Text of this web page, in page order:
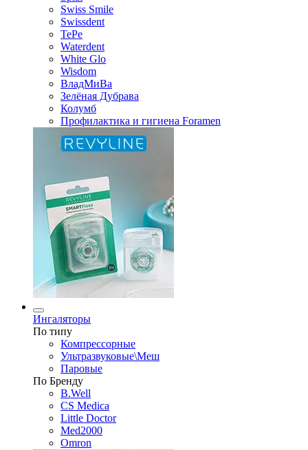
Swiss Smile
Swissdent
TePe
Waterdent
White Glo
Wisdom
ВладМиВа
Зелёная Дубрава
Колумб
Профилактика и гигиена Foramen
Ингаляторы
По типу
Компрессорные
Ультразвуковые\Меш
Паровые
По Бренду
B.Well
CS Medica
Little Doctor
Med2000
Omron